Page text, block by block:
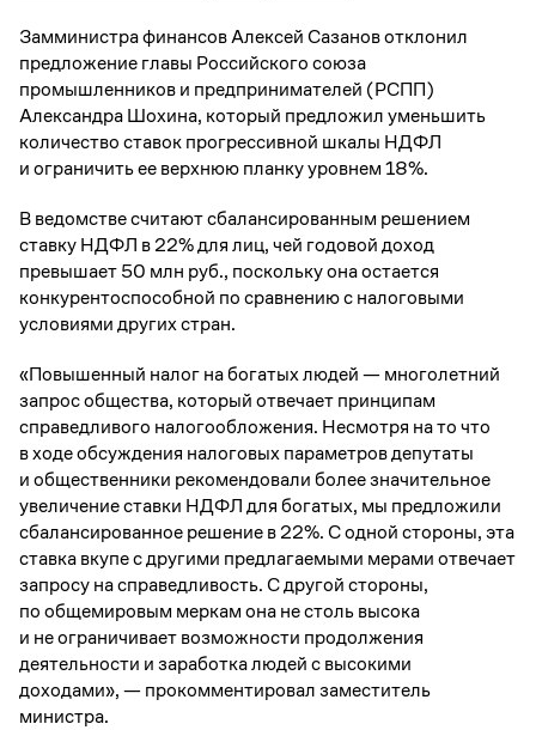
Замминистра финансов Алексей Сазанов отклонил
предложение главы Российского союза
промышленников и предпринимателей (РСПП)
Александра Шохина, который предложил уменьшить
количество ставок прогрессивной шкалы НДФЛ
и ограничить ее верхнюю планку уровнем 18%.
В ведомстве считают сбалансированным решением
ставку НДФЛ в 22% для лиц, чей годовой доход
превышает 50 млн руб., поскольку она остается
конкурентоспособной по сравнению с налоговыми
условиями других стран.
«Повышенный налог на богатых людей — многолетний
запрос общества, который отвечает принципам
справедливого налогообложения. Несмотря на то что
в ходе обсуждения налоговых параметров депутаты
и общественники рекомендовали более значительное
увеличение ставки НДФЛ для богатых, мы предложили
сбалансированное решение в 22%. С одной стороны, эта
ставка вкупе с другими предлагаемыми мерами отвечает
запросу на справедливость. С другой стороны,
по общемировым меркам она не столь высока
и не ограничивает возможности продолжения
деятельности и заработка людей с высокими
доходами», — прокомментировал заместитель
министра.